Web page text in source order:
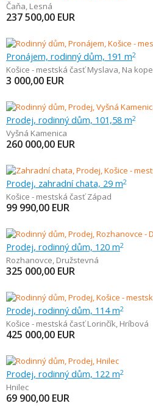
Čaňa, Lesná
237 500,00 EUR
Pronájem, rodinný dům, 191 m2
Košice - mestská časť Myslava, Na kope
3 000,00 EUR
Prodej, rodinný dům, 101,58 m2
Vyšná Kamenica
260 000,00 EUR
Prodej, zahradní chata, 29 m2
Košice - mestská časť Západ
99 990,00 EUR
Prodej, rodinný dům, 120 m2
Rozhanovce, Družstevná
325 000,00 EUR
Prodej, rodinný dům, 114 m2
Košice - mestská časť Lorinčík, Hríbová
425 000,00 EUR
Prodej, rodinný dům, 122 m2
Hnilec
69 900,00 EUR